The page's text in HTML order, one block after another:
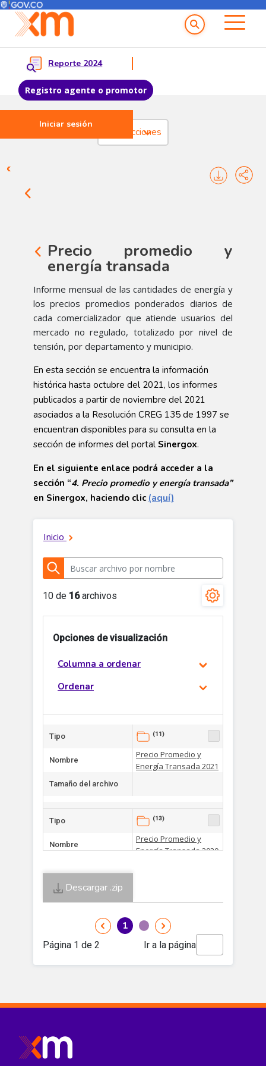
Pasar al contenido principal
Menú del Usuario
Reporte 2024
Registro agente o promotor
Iniciar sesión
Menu principal
Transacciones - Registros
Transacciones
Precio promedio y
energía transada
Informe mensual de las cantidades de energía y
los precios promedios ponderados diarios de
cada comercializador que atiende usuarios del
mercado no regulado, totalizado por nivel de
tensión, por departamento y municipio.​​
En esta sección se encuentra la información
histórica hasta octubre del 2021, los informes
publicados a partir de noviembre del 2021
asociados a la Resolución CREG 135 de 1997 se
encuentran disponibles para su consulta en la
sección de informes del portal Sinergox.
En el siguiente enlace podrá acceder a la
sección “4. Precio promedio y energía transada”
en Sinergox, haciendo clic (aquí)